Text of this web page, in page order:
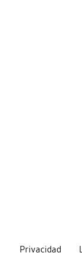
Privacidad